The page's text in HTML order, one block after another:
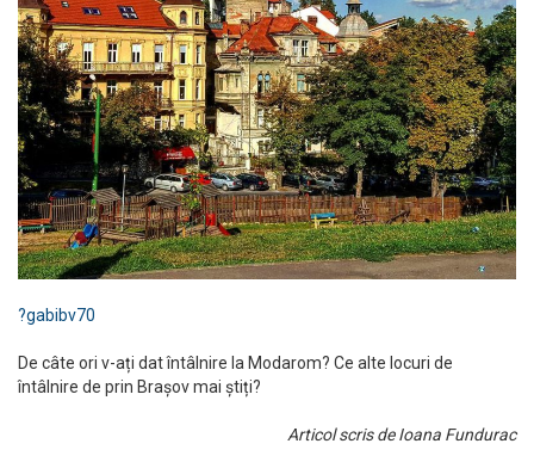
?gabibv70
De câte ori v-ați dat întâlnire la Modarom? Ce alte locuri de
întâlnire de prin Brașov mai știți?
Articol scris de Ioana Fundurac